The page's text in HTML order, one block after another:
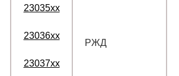
23035xx
23036xx
23037xx
РЖД